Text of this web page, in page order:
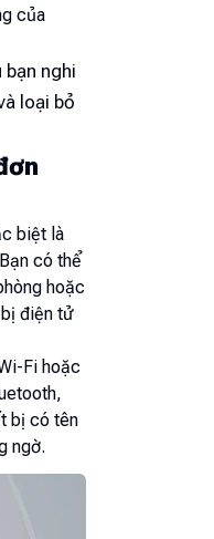
của
nghi
loại bỏ
biệt là
có thể
hoặc
điện tử
Fi hoặc
bị có tên
ngờ.